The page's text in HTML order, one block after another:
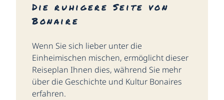
Die ruhigere Seite von
Bonaire
Wenn Sie sich lieber unter die
Einheimischen mischen, ermöglicht dieser
Reiseplan Ihnen dies, während Sie mehr
über die Geschichte und Kultur Bonaires
erfahren.